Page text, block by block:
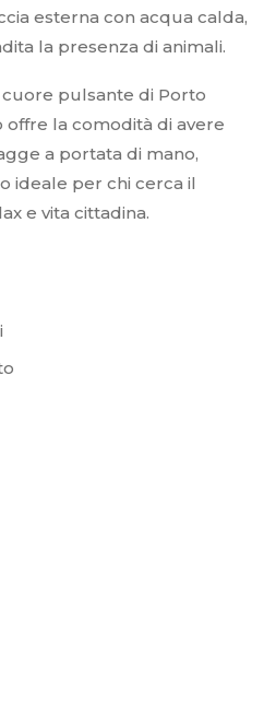
esterna con acqua calda,
la presenza di animali.
pulsante di Porto
offre la comodità di avere
a portata di mano,
ideale per chi cerca il
e vita cittadina.